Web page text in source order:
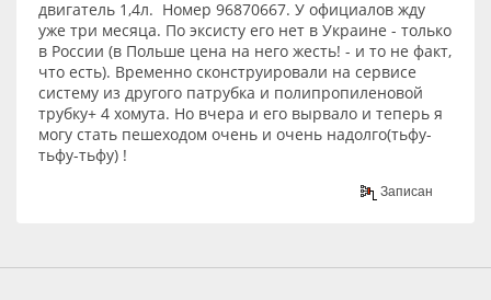
двигатель 1,4л. Номер 96870667. У официалов жду
уже три месяца. По эксисту его нет в Украине - только
в России (в Польше цена на него жесть! - и то не факт,
что есть). Временно сконструировали на сервисе
систему из другого патрубка и полипропиленовой
трубку+ 4 хомута. Но вчера и его вырвало и теперь я
могу стать пешеходом очень и очень надолго(тьфу-
тьфу-тьфу) !
Записан